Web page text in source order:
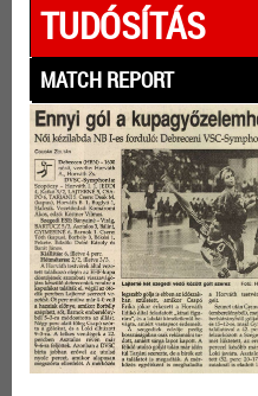
TUDÓSÍTÁS
MATCH REPORT